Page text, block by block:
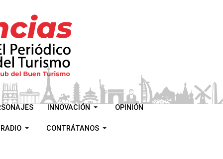
INNOVACIÓN OPINIÓN
CONTRÁTANOS